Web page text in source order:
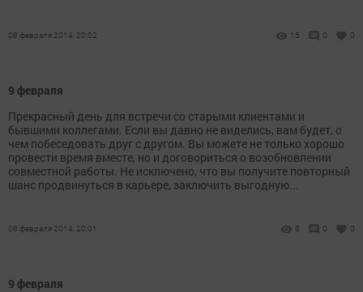
08 февраля 2014, 20:02 15 0 0
9 февраля
Прекрасный день для встречи со старыми клиентами и
бывшими коллегами. Если вы давно не виделись, вам будет, о
чем побеседовать друг с другом. Вы можете не только хорошо
провести время вместе, но и договориться о возобновлении
совместной работы. Не исключено, что вы получите повторный
шанс продвинуться в карьере, заключить выгодную...
08 февраля 2014, 20:01 8 0 0
9 февраля